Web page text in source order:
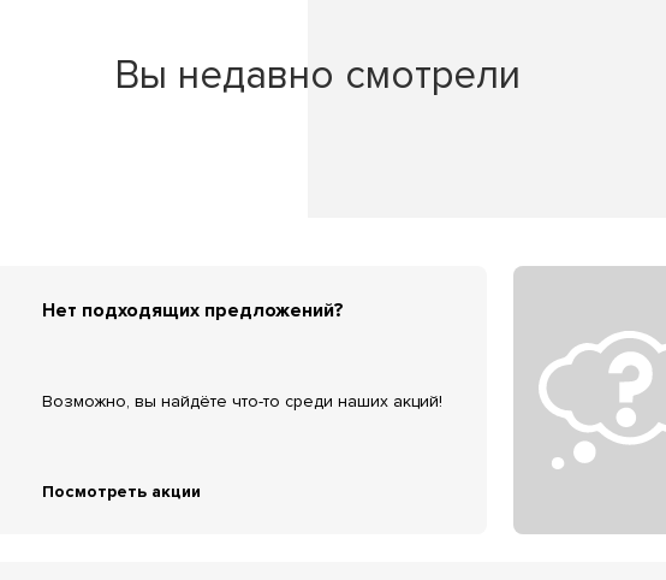
Вы недавно смотрели
Нет подходящих предложений?
Возможно, вы найдёте что-то среди наших акций!
Посмотреть акции